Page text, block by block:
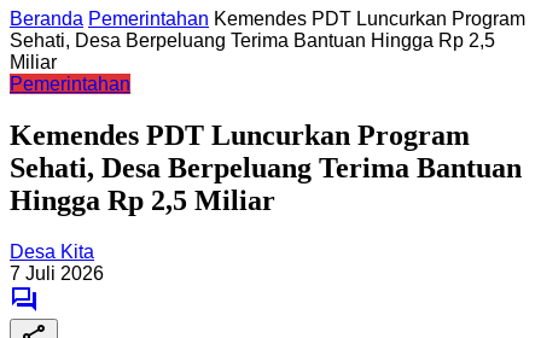
Beranda Pemerintahan Kemendes PDT Luncurkan Program
Sehati, Desa Berpeluang Terima Bantuan Hingga Rp 2,5
Miliar
Pemerintahan
Kemendes PDT Luncurkan Program
Sehati, Desa Berpeluang Terima Bantuan
Hingga Rp 2,5 Miliar
Desa Kita
7 Juli 2026